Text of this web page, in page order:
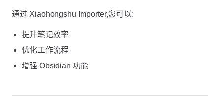
通过 Xiaohongshu Importer,您可以:
提升笔记效率
优化工作流程
增强 Obsidian 功能